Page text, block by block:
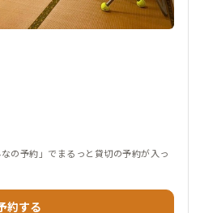
の予約」でまるっと貸切の予約が入っ
約する